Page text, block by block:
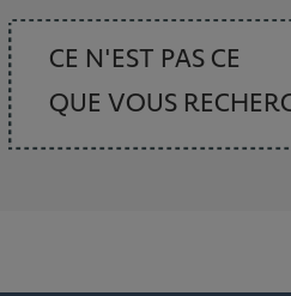
CE N'EST PAS CE
QUE VOUS